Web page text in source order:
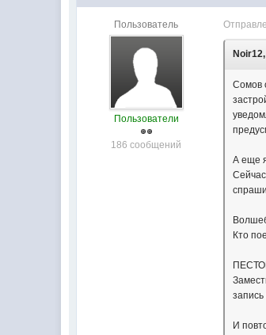
Пользователь
Пользователи
186 сообщений
Сомов
А еще
Кто
И